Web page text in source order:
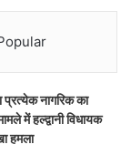
प्रत्येक नागरिक का
में हल्द्वानी विधायक
हमला